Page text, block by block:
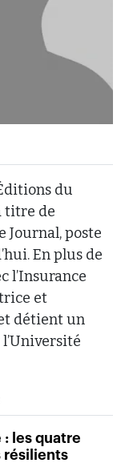
du
titre de
Journal, poste
En plus de
l’Insurance
et
détient un
les quatre
résilients